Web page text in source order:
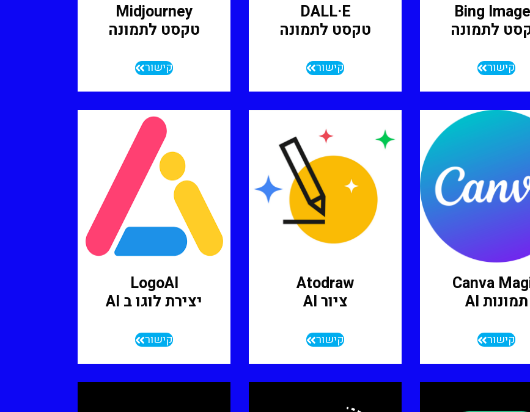
Bing
לתמונה
קישור
DALL·E
טקסט לתמונה
קישור
Midjourney
טקסט לתמונה
קישור
Canva
תמונות AI
קישור
Atodraw
ציור AI
קישור
LogoAI
יצירת לוגו ב AI
קישור